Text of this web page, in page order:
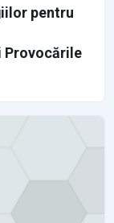
pentru
Provocările